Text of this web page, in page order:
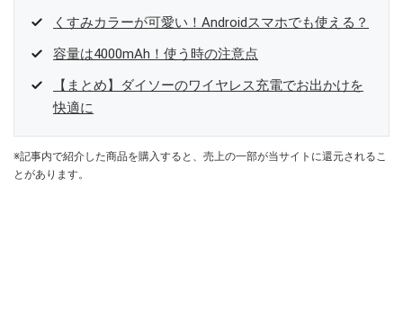
くすみカラーが可愛い！Androidスマホでも使える？
容量は4000mAh！使う時の注意点
【まとめ】ダイソーのワイヤレス充電でお出かけを
快適に
※記事内で紹介した商品を購入すると、売上の一部が当サイトに還元されるこ
とがあります。